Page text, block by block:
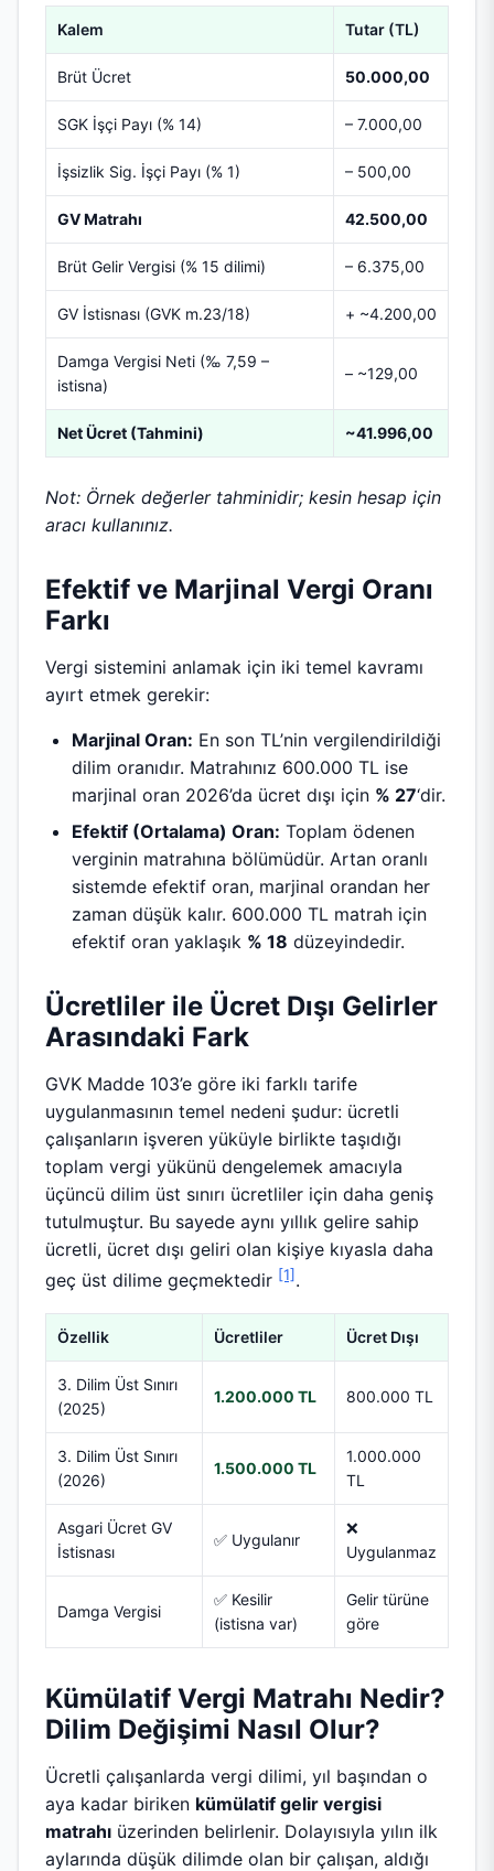
Kalem Tutar (TL)
Brüt Ücret 50.000,00
SGK İşçi Payı (% 14) – 7.000,00
İşsizlik Sig. İşçi Payı (% 1) – 500,00
GV Matrahı 42.500,00
Brüt Gelir Vergisi (% 15 dilimi) – 6.375,00
GV İstisnası (GVK m.23/18) + ~4.200,00
Damga Vergisi Neti (‰ 7,59 –
istisna)
– ~129,00
Net Ücret (Tahmini) ~41.996,00
Not: Örnek değerler tahminidir; kesin hesap için
aracı kullanınız.
Efektif ve Marjinal Vergi Oranı
Farkı
Vergi sistemini anlamak için iki temel kavramı
ayırt etmek gerekir:
Marjinal Oran: En son TL’nin vergilendirildiği
dilim oranıdır. Matrahınız 600.000 TL ise
marjinal oran 2026’da ücret dışı için % 27‘dir.
Efektif (Ortalama) Oran: Toplam ödenen
verginin matrahına bölümüdür. Artan oranlı
sistemde efektif oran, marjinal orandan her
zaman düşük kalır. 600.000 TL matrah için
efektif oran yaklaşık % 18 düzeyindedir.
Ücretliler ile Ücret Dışı Gelirler
Arasındaki Fark
GVK Madde 103’e göre iki farklı tarife
uygulanmasının temel nedeni şudur: ücretli
çalışanların işveren yüküyle birlikte taşıdığı
toplam vergi yükünü dengelemek amacıyla
üçüncü dilim üst sınırı ücretliler için daha geniş
tutulmuştur. Bu sayede aynı yıllık gelire sahip
ücretli, ücret dışı geliri olan kişiye kıyasla daha
geç üst dilime geçmektedir [1] .
Özellik Ücretliler Ücret Dışı
3. Dilim Üst Sınırı
(2025)
1.200.000 TL 800.000 TL
3. Dilim Üst Sınırı
(2026)
1.500.000 TL
1.000.000
TL
Asgari Ücret GV
İstisnası
✅ Uygulanır
❌
Uygulanmaz
Damga Vergisi
✅ Kesilir
(istisna var)
Gelir türüne
göre
Kümülatif Vergi Matrahı Nedir?
Dilim Değişimi Nasıl Olur?
Ücretli çalışanlarda vergi dilimi, yıl başından o
aya kadar biriken kümülatif gelir vergisi
matrahı üzerinden belirlenir. Dolayısıyla yılın ilk
aylarında düşük dilimde olan bir çalışan, aldığı